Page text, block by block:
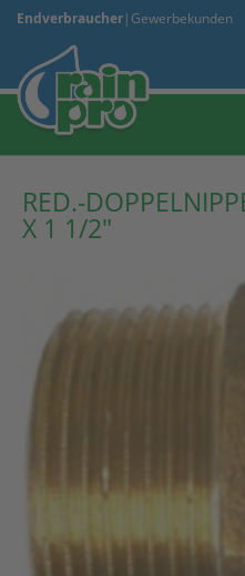
Endverbraucher| Gewerbekunden
RED.-
X 1 1/2"
Bildergalerie
springen